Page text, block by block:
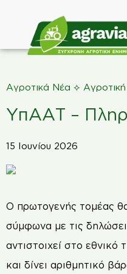
Αγροτικά Νέα ⟡
ΥπΑΑΤ –
15 Ιουνίου 2026
Ο πρωτογενής τομέας
σύμφωνα με τις
αντιστοιχεί στο
και δίνει αριθμητικό